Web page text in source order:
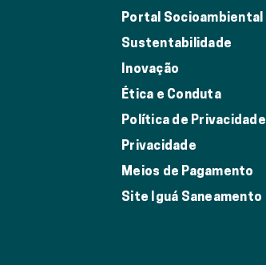
Portal Socioambiental
Sustentabilidade
Inovação
Ética e Conduta
Política de Privacidade
Privacidade
Meios de Pagamento
Site Iguá Saneamento